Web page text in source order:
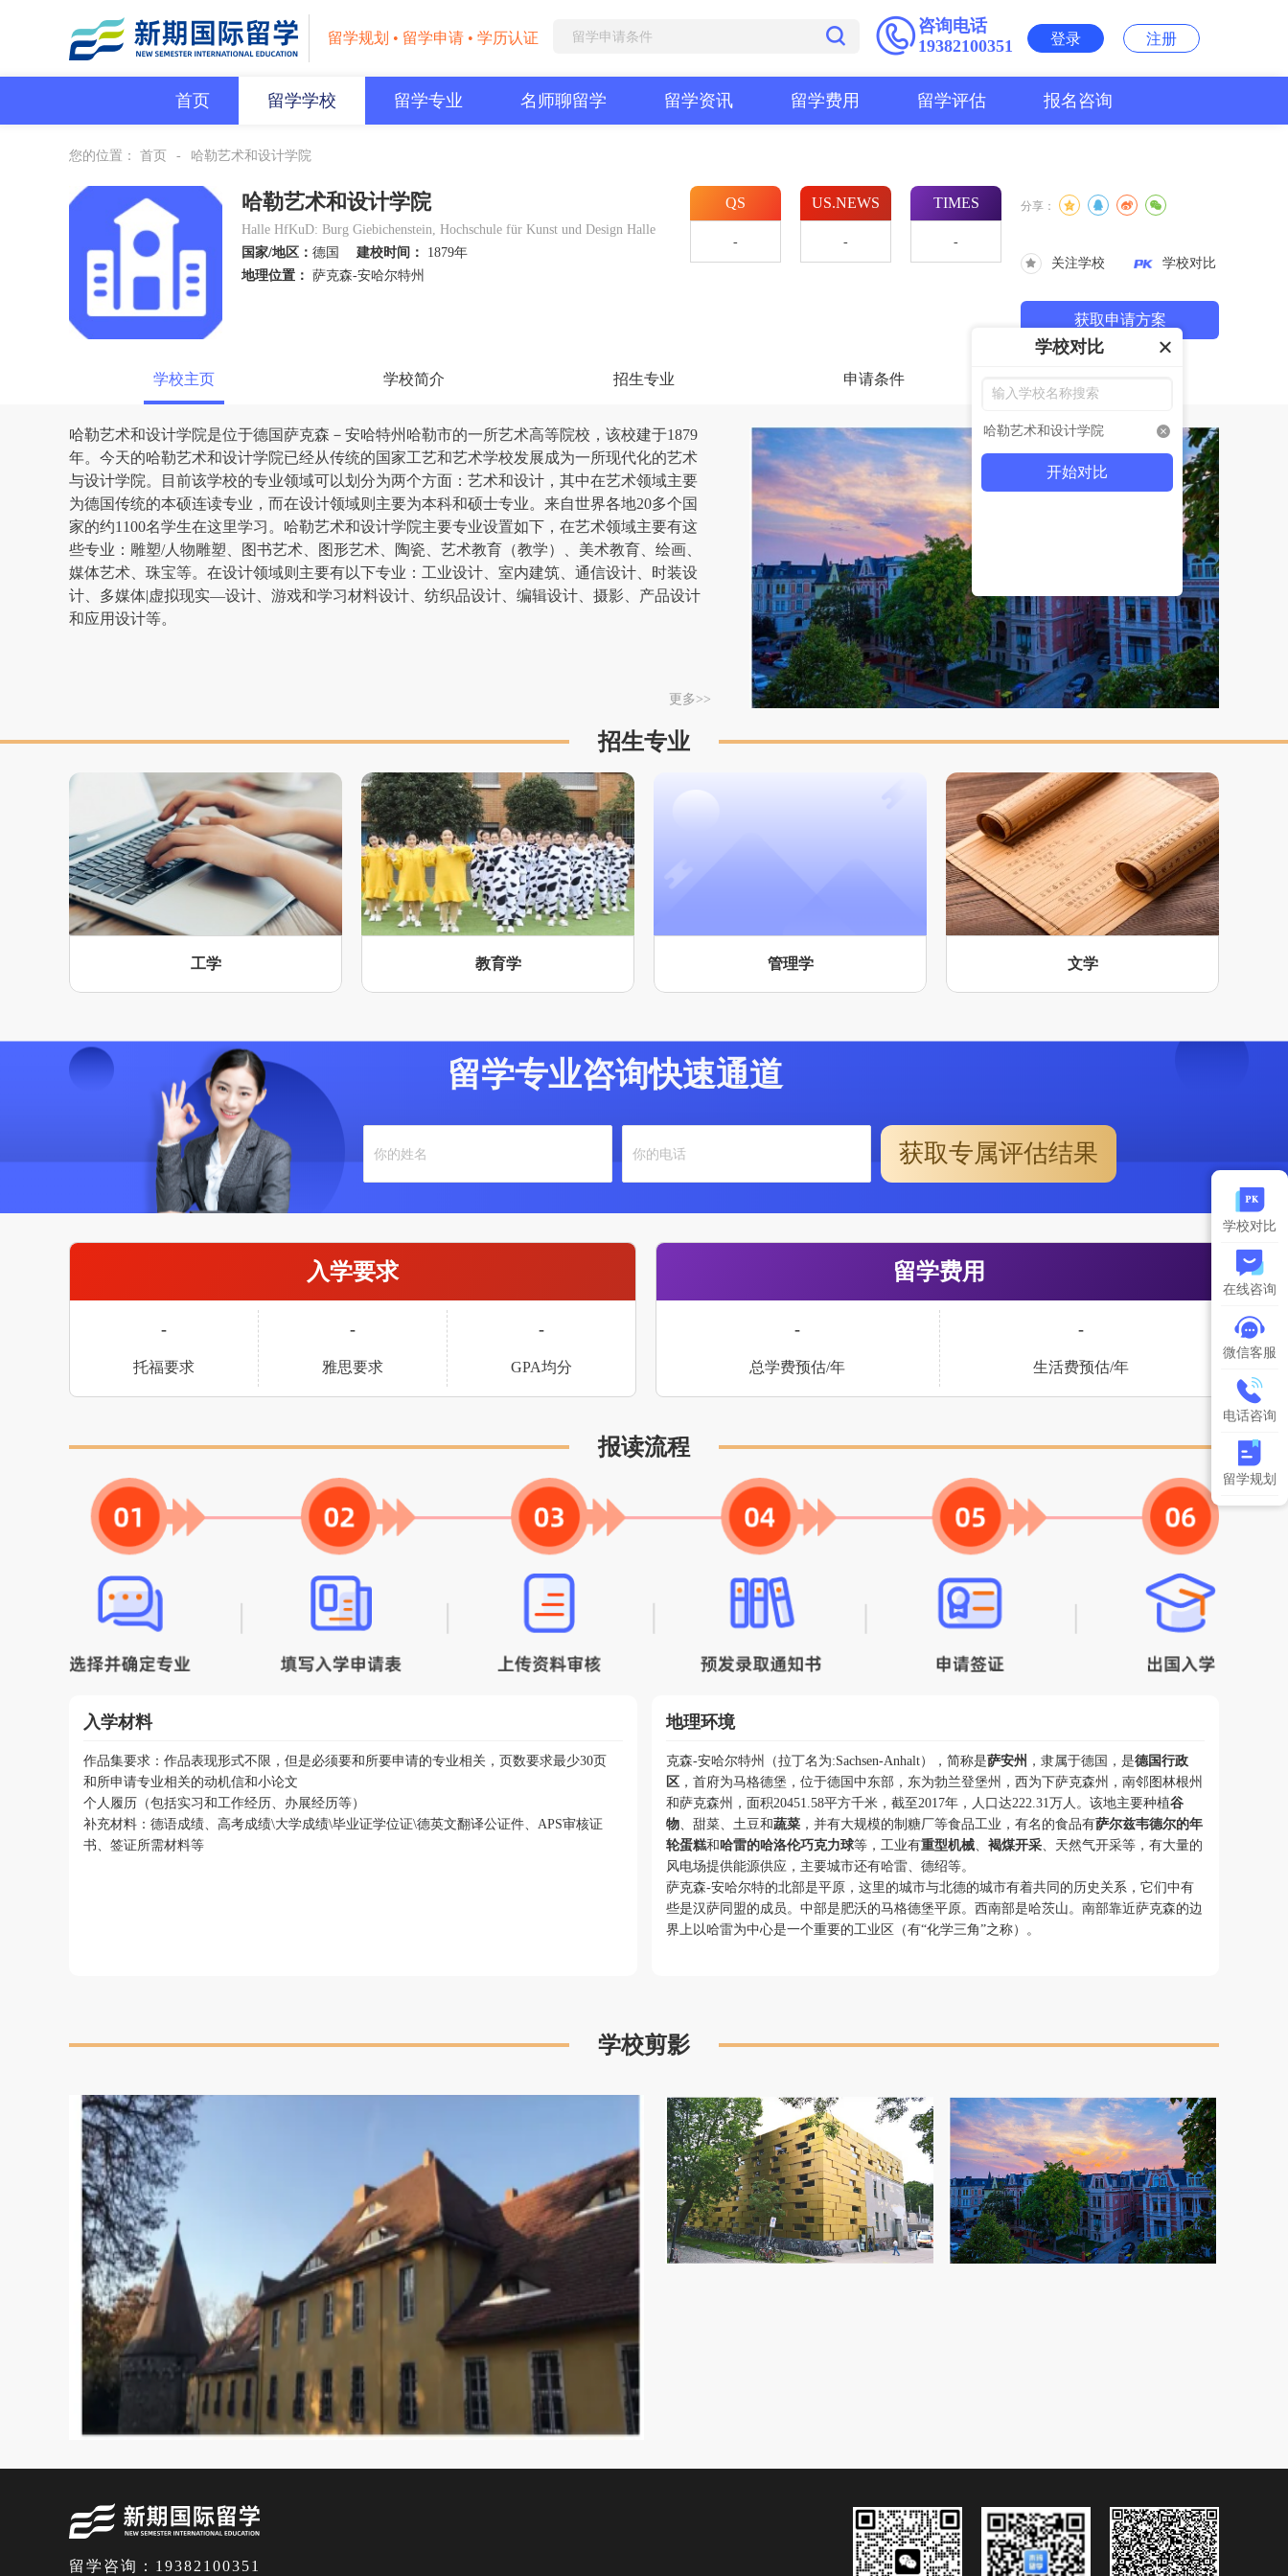
留学规划 • 留学申请 • 学历认证
咨询电话
19382100351
登录 注册
首页 留学学校 留学专业 名师聊留学 留学资讯 留学费用 留学评估 报名咨询
您的位置： 首页 - 哈勒艺术和设计学院
哈勒艺术和设计学院
Halle HfKuD: Burg Giebichenstein, Hochschule für Kunst und Design Halle
国家/地区： 德国 建校时间：
1879年
地理位置： 萨克森-安哈尔特州
QS
-
US.NEWS
-
TIMES
-
分享：
关注学校 学校对比
获取申请方案
学校主页 学校简介 招生专业 申请条件
哈勒艺术和设计学院是位于德国萨克森－安哈特州哈勒市的一所艺术高等院校，该校建于1879
年。今天的哈勒艺术和设计学院已经从传统的国家工艺和艺术学校发展成为一所现代化的艺术
与设计学院。目前该学校的专业领域可以划分为两个方面：艺术和设计，其中在艺术领域主要
为德国传统的本硕连读专业，而在设计领域则主要为本科和硕士专业。来自世界各地20多个国
家的约1100名学生在这里学习。哈勒艺术和设计学院主要专业设置如下，在艺术领域主要有这
些专业：雕塑/人物雕塑、图书艺术、图形艺术、陶瓷、艺术教育（教学）、美术教育、绘画、
媒体艺术、珠宝等。在设计领域则主要有以下专业：工业设计、室内建筑、通信设计、时装设
计、多媒体|虚拟现实—设计、游戏和学习材料设计、纺织品设计、编辑设计、摄影、产品设计
和应用设计等。
更多>>
招生专业
工学 教育学 管理学 文学
留学专业咨询快速通道
获取专属评估结果
入学要求
-
托福要求
-
雅思要求
-
GPA均分
留学费用
-
总学费预估/年
-
生活费预估/年
报读流程
入学材料
作品集要求：作品表现形式不限，但是必须要和所要申请的专业相关，页数要求最少30页
和所申请专业相关的动机信和小论文
个人履历（包括实习和工作经历、办展经历等）
补充材料：德语成绩、高考成绩\大学成绩\毕业证学位证\德英文翻译公证件、APS审核证
书、签证所需材料等
地理环境
克森-安哈尔特州（拉丁名为:Sachsen-Anhalt），简称是萨安州 ，隶属于德国，是德国行政
区 ，首府为马格德堡，位于德国中东部，东为勃兰登堡州，西为下萨克森州，南邻图林根州
和萨克森州，面积20451.58平方千米，截至2017年，人口达222.31万人。该地主要种植谷
物、甜菜、土豆和蔬菜，并有大规模的制糖厂等食品工业，有名的食品有萨尔兹韦德尔的年
轮蛋糕和 哈雷的哈洛伦巧克力球等，工业有重型机械、 褐煤开采、天然气开采等，有大量的
风电场提供能源供应，主要城市还有哈雷、德绍等。
萨克森-安哈尔特的北部是平原，这里的城市与北德的城市有着共同的历史关系，它们中有
些是汉萨同盟的成员。中部是肥沃的马格德堡平原。西南部是哈茨山。南部靠近萨克森的边
界上以哈雷为中心是一个重要的工业区（有“化学三角”之称）。
学校剪影
留学咨询：19382100351
学校对比
在线咨询
微信客服
电话咨询
留学规划
学校对比
哈勒艺术和设计学院
开始对比